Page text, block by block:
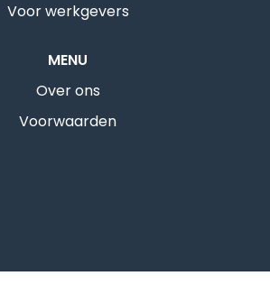
Voor werkgevers
MENU
Over ons
Voorwaarden